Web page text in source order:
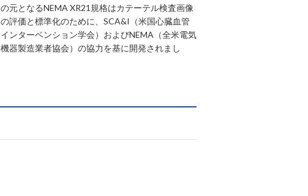
の元となるNEMA XR21規格はカテーテル検査画像
の評価と標準化のために、SCA&I（米国心臓血管
インターベンション学会）およびNEMA（全米電気
機器製造業者協会）の協力を基に開発されまし